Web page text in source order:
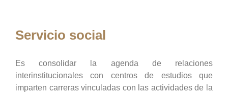
Servicio social
Es consolidar la agenda de relaciones
interinstitucionales con centros de estudios que
imparten carreras vinculadas con las actividades de la